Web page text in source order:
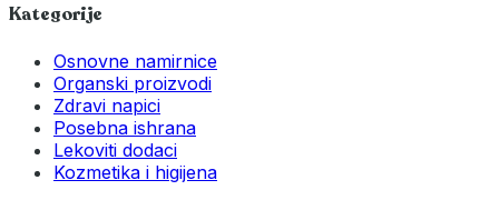
Kategorije
Osnovne namirnice
Organski proizvodi
Zdravi napici
Posebna ishrana
Lekoviti dodaci
Kozmetika i higijena